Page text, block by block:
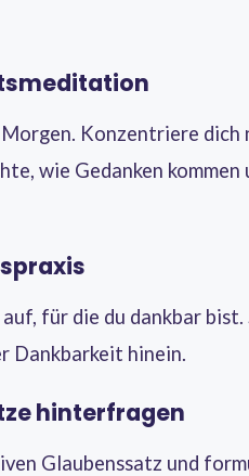
Konzentriere dich
wie Gedanken kommen
für die du dankbar bist.
Dankbarkeit hinein.
hinterfragen
Glaubenssatz und